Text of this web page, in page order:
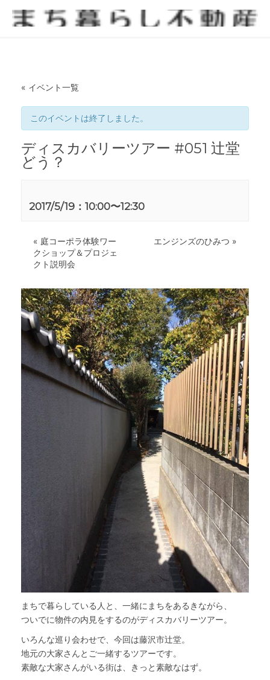
« イベント一覧
このイベントは終了しました。
ディスカバリーツアー #051 辻堂
どう？
2017/5/19：10:00〜12:30
« 庭コーポラ体験ワー
クショップ＆プロジェ
クト説明会
エンジンズのひみつ »
まちで暮らしている人と、一緒にまちをあるきながら、
ついでに物件の内見をするのがディスカバリーツアー。
いろんな巡り会わせで、今回は藤沢市辻堂。
地元の大家さんとご一緒するツアーです。
素敵な大家さんがいる街は、きっと素敵なはず。